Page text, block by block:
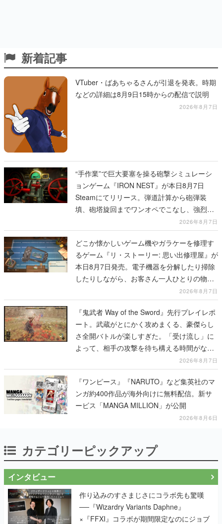
新着記事
VTuber・ばあちゃるさんが引退を発表。時期
などの詳細は8月9日15時からの配信で説明
2026年8月7日
“手作業”で巨大要塞を操る砲撃シミュレーシ
ョンゲーム『IRON NEST』が本日8月7日
Steamにてリリース。弾道計算から砲弾装
填、砲塔旋回までワンオペでこなし、強烈な
一撃をブチかませるロマンある作品2026年8月7日
どこか懐かしいゲーム機やガラケーを修理す
るゲーム『リ・ストーリー: 思い出修理屋』が
本日8月7日発売。電子機器を分解したり掃除
したりしながら、お客さん一人ひとりの物語
2026年8月7日
『鬼武者 Way of the Sword』先行プレイレポ
ート。武蔵がとにかく攻めまくる、豪傑らし
さ全開バトルが楽しすぎた。「受け流し」に
よって、相手の攻撃を待ち構える時間がなく
2026年8月7日
『ワンピース』『NARUTO』など集英社のマ
ンガ約400作品が海外向けに無料配信。新サ
ービス「MANGA MILLION」が公開
2026年8月6日
カテゴリーピックアップ
インタビュー
作り込みのすさまじさにコラボ先も驚嘆
──『Wizardry Variants Daphne』
×『FFXI』コラボが期間限定なのにジョブ